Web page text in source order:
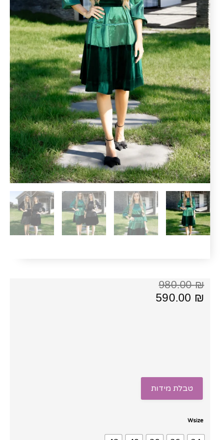
980.00₪
המחיר
המקורי
590.00 ₪
המחיר
הנוכחי
טבלת מידות
Wsize
כמות